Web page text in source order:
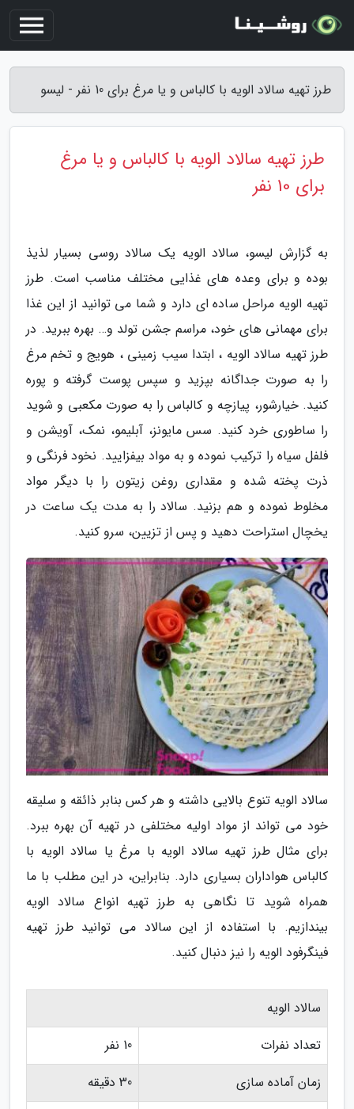
طرز تهیه سالاد الویه با کالباس و یا مرغ برای 10 نفر - لیسو
طرز تهیه سالاد الویه با کالباس و یا مرغ
برای 10 نفر
به گزارش لیسو، سالاد الویه یک سالاد روسی بسیار لذیذ
بوده و برای وعده های غذایی مختلف مناسب است. طرز
تهیه الویه مراحل ساده ای دارد و شما می توانید از این غذا
برای مهمانی های خود، مراسم جشن تولد و… بهره ببرید. در
طرز تهیه سالاد الویه ، ابتدا سیب زمینی ، هویج و تخم مرغ
را به صورت جداگانه بپزید و سپس پوست گرفته و پوره
کنید. خیارشور، پیازچه و کالباس را به صورت مکعبی و شوید
را ساطوری خرد کنید. سس مایونز، آبلیمو، نمک، آویشن و
فلفل سیاه را ترکیب نموده و به مواد بیفزایید. نخود فرنگی و
ذرت پخته شده و مقداری روغن زیتون را با دیگر مواد
مخلوط نموده و هم بزنید. سالاد را به مدت یک ساعت در
یخچال استراحت دهید و پس از تزیین، سرو کنید.
سالاد الویه تنوع بالایی داشته و هر کس بنابر ذائقه و سلیقه
خود می تواند از مواد اولیه مختلفی در تهیه آن بهره ببرد.
برای مثال طرز تهیه سالاد الویه با مرغ یا سالاد الویه با
کالباس هواداران بسیاری دارد. بنابراین، در این مطلب با ما
همراه شوید تا نگاهی به طرز تهیه انواع سالاد الویه
بیندازیم. با استفاده از این سالاد می توانید طرز تهیه
فینگرفود الویه را نیز دنبال کنید.
سالاد الویه
تعداد نفرات
10 نفر
زمان آماده سازی
30 دقیقه